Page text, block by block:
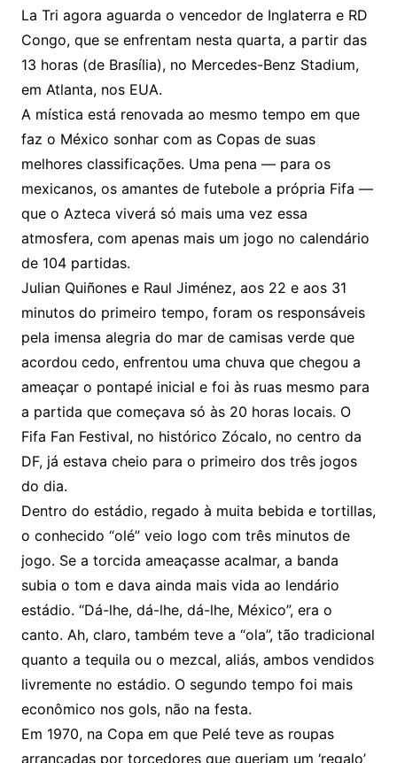
La Tri agora aguarda o vencedor de Inglaterra e RD
Congo, que se enfrentam nesta quarta, a partir das
13 horas (de Brasília), no Mercedes-Benz Stadium,
em Atlanta, nos EUA.
A mística está renovada ao mesmo tempo em que
faz o México sonhar com as Copas de suas
melhores classificações. Uma pena — para os
mexicanos, os amantes de futebole a própria Fifa —
que o Azteca viverá só mais uma vez essa
atmosfera, com apenas mais um jogo no calendário
de 104 partidas.
Julian Quiñones e Raul Jiménez, aos 22 e aos 31
minutos do primeiro tempo, foram os responsáveis
pela imensa alegria do mar de camisas verde que
acordou cedo, enfrentou uma chuva que chegou a
ameaçar o pontapé inicial e foi às ruas mesmo para
a partida que começava só às 20 horas locais. O
Fifa Fan Festival, no histórico Zócalo, no centro da
DF, já estava cheio para o primeiro dos três jogos
do dia.
Dentro do estádio, regado à muita bebida e tortillas,
o conhecido “olé” veio logo com três minutos de
jogo. Se a torcida ameaçasse acalmar, a banda
subia o tom e dava ainda mais vida ao lendário
estádio. “Dá-lhe, dá-lhe, dá-lhe, México”, era o
canto. Ah, claro, também teve a “ola”, tão tradicional
quanto a tequila ou o mezcal, aliás, ambos vendidos
livremente no estádio. O segundo tempo foi mais
econômico nos gols, não na festa.
Em 1970, na Copa em que Pelé teve as roupas
arrancadas por torcedores que queriam um ‘regalo’